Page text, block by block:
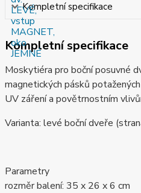
Kompletní specifikace
Kompletní specifikace
Moskytiéra pro boční posuvné
magnetických pásků
UV záření a povětrnostním
Varianta: levé boční dveře
Parametry
rozměr balení: 35 x 26 x 6 cm